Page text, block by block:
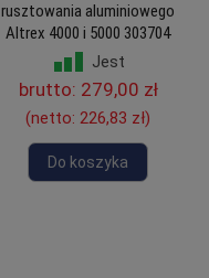
rusztowania aluminiowego
Altrex 4000 i 5000 303704
Jest
brutto: 279,00 zł
(netto: 226,83 zł)
Do koszyka